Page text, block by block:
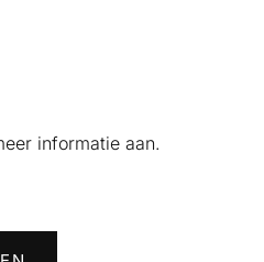
informatie aan.